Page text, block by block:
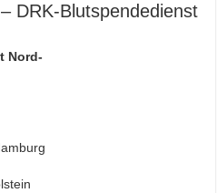
DRK-Blutspendedienst
Nord-